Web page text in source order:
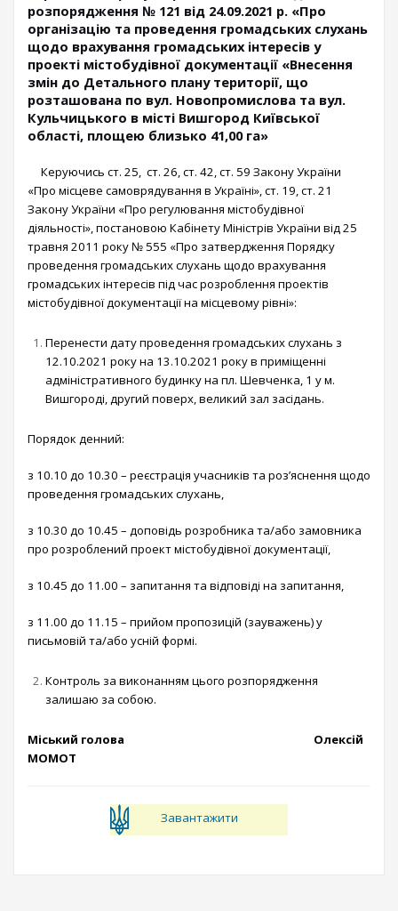
розпорядження № 121 від 24.09.2021 р. «Про
організацію та проведення громадських слухань
щодо врахування громадських інтересів у
проекті містобудівної документації «Внесення
змін до Детального плану території, що
розташована по вул. Новопромислова та вул.
Кульчицького в місті Вишгород Київської
області, площею близько 41,00 га»
Керуючись ст. 25, ст. 26, ст. 42, ст. 59 Закону України
«Про місцеве самоврядування в Україні», ст. 19, ст. 21
Закону України «Про регулювання містобудівної
діяльності», постановою Кабінету Міністрів України від 25
травня 2011 року № 555 «Про затвердження Порядку
проведення громадських слухань щодо врахування
громадських інтересів під час розроблення проектів
містобудівної документації на місцевому рівні»:
Перенести дату проведення громадських слухань з
12.10.2021 року на 13.10.2021 року в приміщенні
адміністративного будинку на пл. Шевченка, 1 у м.
Вишгороді, другий поверх, великий зал засідань.
Порядок денний:
з 10.10 до 10.30 – реєстрація учасників та роз’яснення щодо
проведення громадських слухань,
з 10.30 до 10.45 – доповідь розробника та/або замовника
про розроблений проект містобудівної документації,
з 10.45 до 11.00 – запитання та відповіді на запитання,
з 11.00 до 11.15 – прийом пропозицій (зауважень) у
письмовій та/або усній формі.
Контроль за виконанням цього розпорядження
залишаю за собою.
Міський голова Олексій
МОМОТ
Завантажити